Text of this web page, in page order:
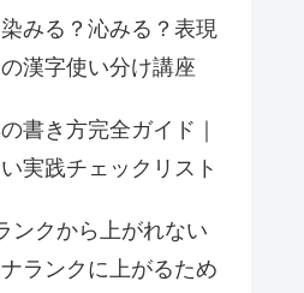
みる？沁みる？表現
漢字使い分け講座
書き方完全ガイド｜
実践チェックリスト
ンクから上がれない
ランクに上がるため